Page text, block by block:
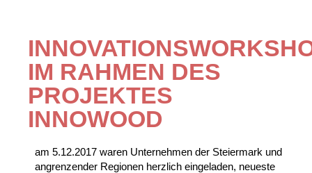
IM RAHMEN DES
PROJEKTES
INNOWOOD
am 5.12.2017 waren Unternehmen der Steiermark und
angrenzender Regionen herzlich eingeladen, neueste